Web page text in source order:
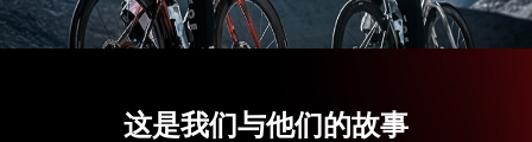
这是我们与他们的故事